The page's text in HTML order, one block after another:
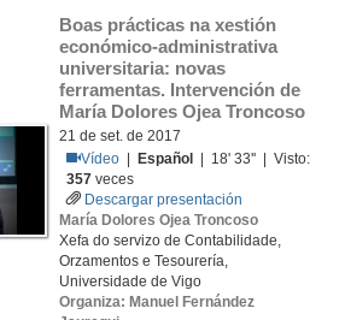
Boas prácticas na xestión
económico-administrativa
universitaria: novas
ferramentas. Intervención de
María Dolores Ojea Troncoso
21 de set. de 2017
Vídeo
Español
| 18' 33'' | Visto:
357 veces
Descargar presentación
María Dolores Ojea Troncoso
Xefa do servizo de Contabilidade,
Orzamentos e Tesourería,
Universidade de Vigo
Organiza: Manuel Fernández